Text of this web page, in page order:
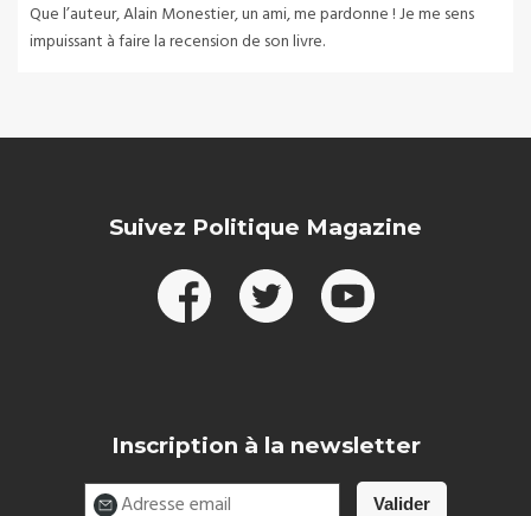
Que l’auteur, Alain Monestier, un ami, me pardonne ! Je me sens
impuissant à faire la recension de son livre.
Suivez Politique Magazine
Inscription à la newsletter